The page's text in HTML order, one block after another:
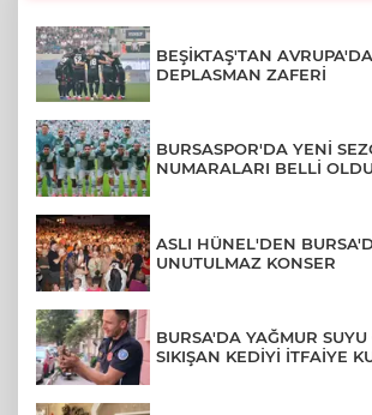
BEŞİKTAŞ'TAN
DEPLASMAN ZAFERİ
BURSASPOR'DA YENİ
NUMARALARI BELLİ OLDU
ASLI HÜNEL'DEN
UNUTULMAZ KONSER
BURSA'DA YAĞMUR
SIKIŞAN KEDİYİ İTFAİYE